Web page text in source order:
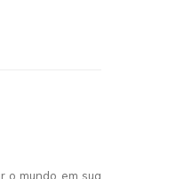
o mundo em sua